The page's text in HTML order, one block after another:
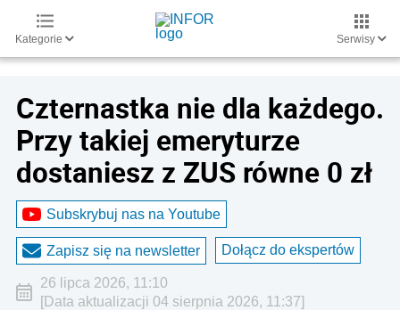
Kategorie Serwisy
Czternastka nie dla każdego.
Przy takiej emeryturze
dostaniesz z ZUS równe 0 zł
Subskrybuj nas na Youtube
Zapisz się na newsletter Dołącz do ekspertów
26 lipca 2026, 11:10
[Data aktualizacji 04 sierpnia 2026, 11:37]